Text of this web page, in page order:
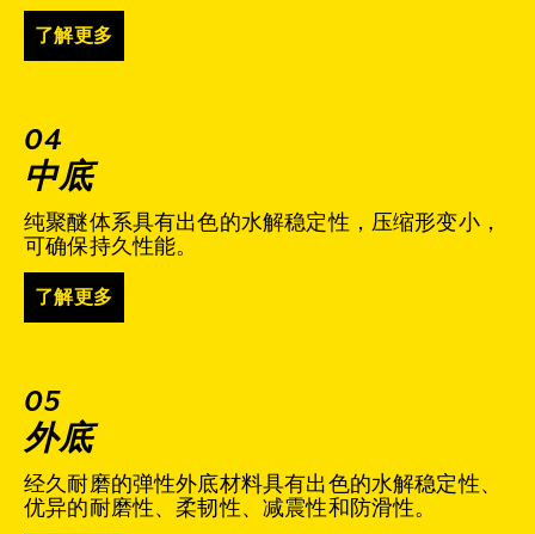
了解更多
04
中底
纯聚醚体系具有出色的水解稳定性，压缩形变小，
可确保持久性能。
了解更多
05
外底
经久耐磨的弹性外底材料具有出色的水解稳定性、
优异的耐磨性、柔韧性、减震性和防滑性。